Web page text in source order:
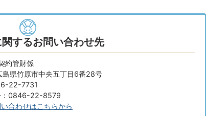
するお問い合わせ先
約管財係
県竹原市中央五丁目6番28号
22-7731
：0846-22-8579
合わせはこちらから